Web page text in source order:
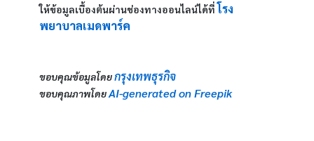
ให้ข้อมูลเบื้องต้นผ่านช่องทางออนไลน์ได้ที่ โรง
พยาบาลเมดพาร์ค
ขอบคุณข้อมูลโดย กรุงเทพธุรกิจ
ขอบคุณภาพโดย AI-generated on Freepik